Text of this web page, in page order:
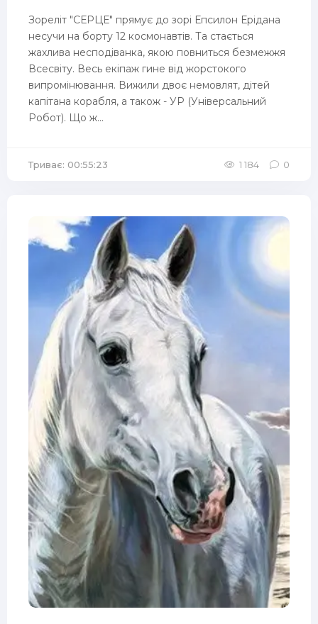
Зореліт "СЕРЦЕ" прямує до зорі Епсилон Ерідана
несучи на борту 12 космонавтів. Та стається
жахлива несподіванка, якою повниться безмежжя
Всесвіту. Весь екіпаж гине від жорстокого
випромінювання. Вижили двоє немовлят, дітей
капітана корабля, а також - УР (Універсальний
Робот). Що ж...
Триває: 00:55:23 1 184 0